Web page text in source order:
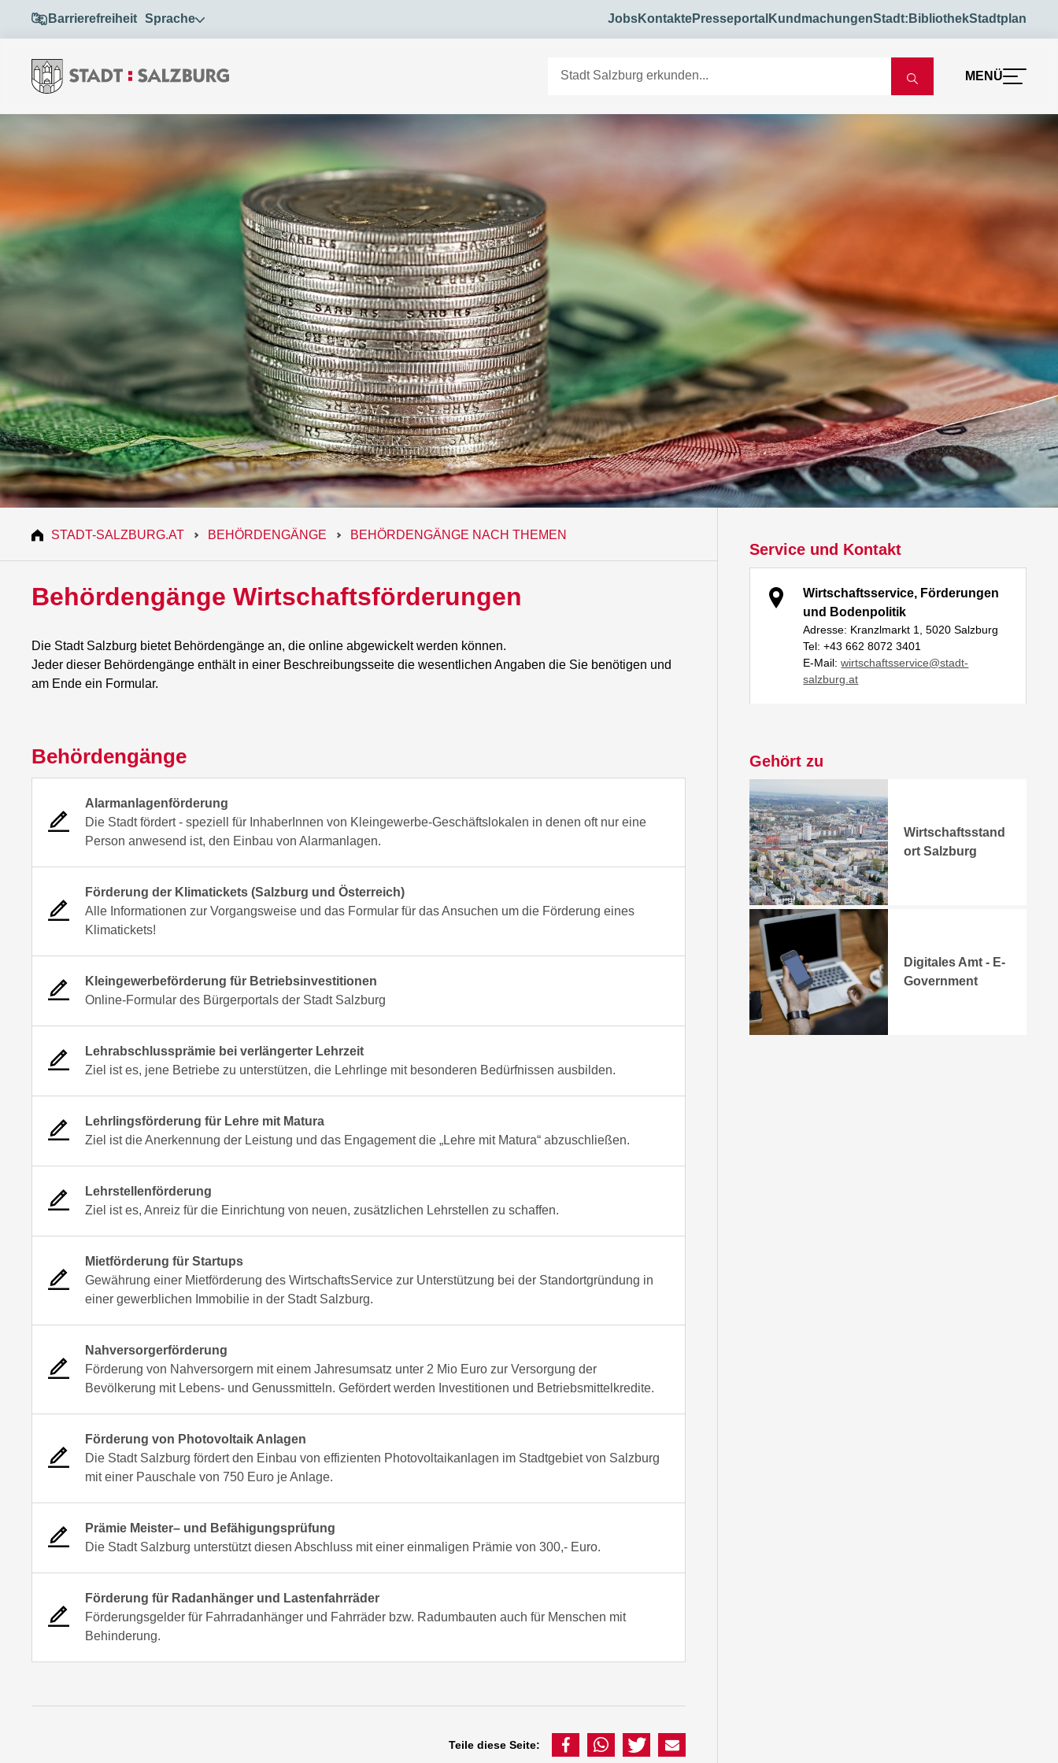
Barrierefreiheit Sprache JobsKontaktePresseportal KundmachungenStadt:BibliothekStadtplan
MENÜ
STADT-SALZBURG.AT BEHÖRDENGÄNGE BEHÖRDENGÄNGE NACH THEMEN
Behördengänge Wirtschaftsförderungen
Die Stadt Salzburg bietet Behördengänge an, die online abgewickelt werden können.
Jeder dieser Behördengänge enthält in einer Beschreibungsseite die wesentlichen Angaben die Sie benötigen und
am Ende ein Formular.
Behördengänge
Alarmanlagenförderung
Die Stadt fördert - speziell für InhaberInnen von Kleingewerbe-Geschäftslokalen in denen oft nur eine
Person anwesend ist, den Einbau von Alarmanlagen.
Förderung der Klimatickets (Salzburg und Österreich)
Alle Informationen zur Vorgangsweise und das Formular für das Ansuchen um die Förderung eines
Klimatickets!
Kleingewerbeförderung für Betriebsinvestitionen
Online-Formular des Bürgerportals der Stadt Salzburg
Lehrabschlussprämie bei verlängerter Lehrzeit
Ziel ist es, jene Betriebe zu unterstützen, die Lehrlinge mit besonderen Bedürfnissen ausbilden.
Lehrlingsförderung für Lehre mit Matura
Ziel ist die Anerkennung der Leistung und das Engagement die „Lehre mit Matura“ abzuschließen.
Lehrstellenförderung
Ziel ist es, Anreiz für die Einrichtung von neuen, zusätzlichen Lehrstellen zu schaffen.
Mietförderung für Startups
Gewährung einer Mietförderung des WirtschaftsService zur Unterstützung bei der Standortgründung in
einer gewerblichen Immobilie in der Stadt Salzburg.
Nahversorgerförderung
Förderung von Nahversorgern mit einem Jahresumsatz unter 2 Mio Euro zur Versorgung der
Bevölkerung mit Lebens- und Genussmitteln. Gefördert werden Investitionen und Betriebsmittelkredite.
Förderung von Photovoltaik Anlagen
Die Stadt Salzburg fördert den Einbau von effizienten Photovoltaikanlagen im Stadtgebiet von Salzburg
mit einer Pauschale von 750 Euro je Anlage.
Prämie Meister– und Befähigungsprüfung
Die Stadt Salzburg unterstützt diesen Abschluss mit einer einmaligen Prämie von 300,- Euro.
Förderung für Radanhänger und Lastenfahrräder
Förderungsgelder für Fahrradanhänger und Fahrräder bzw. Radumbauten auch für Menschen mit
Behinderung.
Teile diese Seite:
Service und Kontakt
Wirtschaftsservice, Förderungen
und Bodenpolitik
Adresse: Kranzlmarkt 1, 5020 Salzburg
Tel: +43 662 8072 3401
E-Mail:wirtschaftsservice@stadt-
salzburg.at
Gehört zu
Wirtschaftsstand
ort Salzburg
Digitales Amt - E-
Government